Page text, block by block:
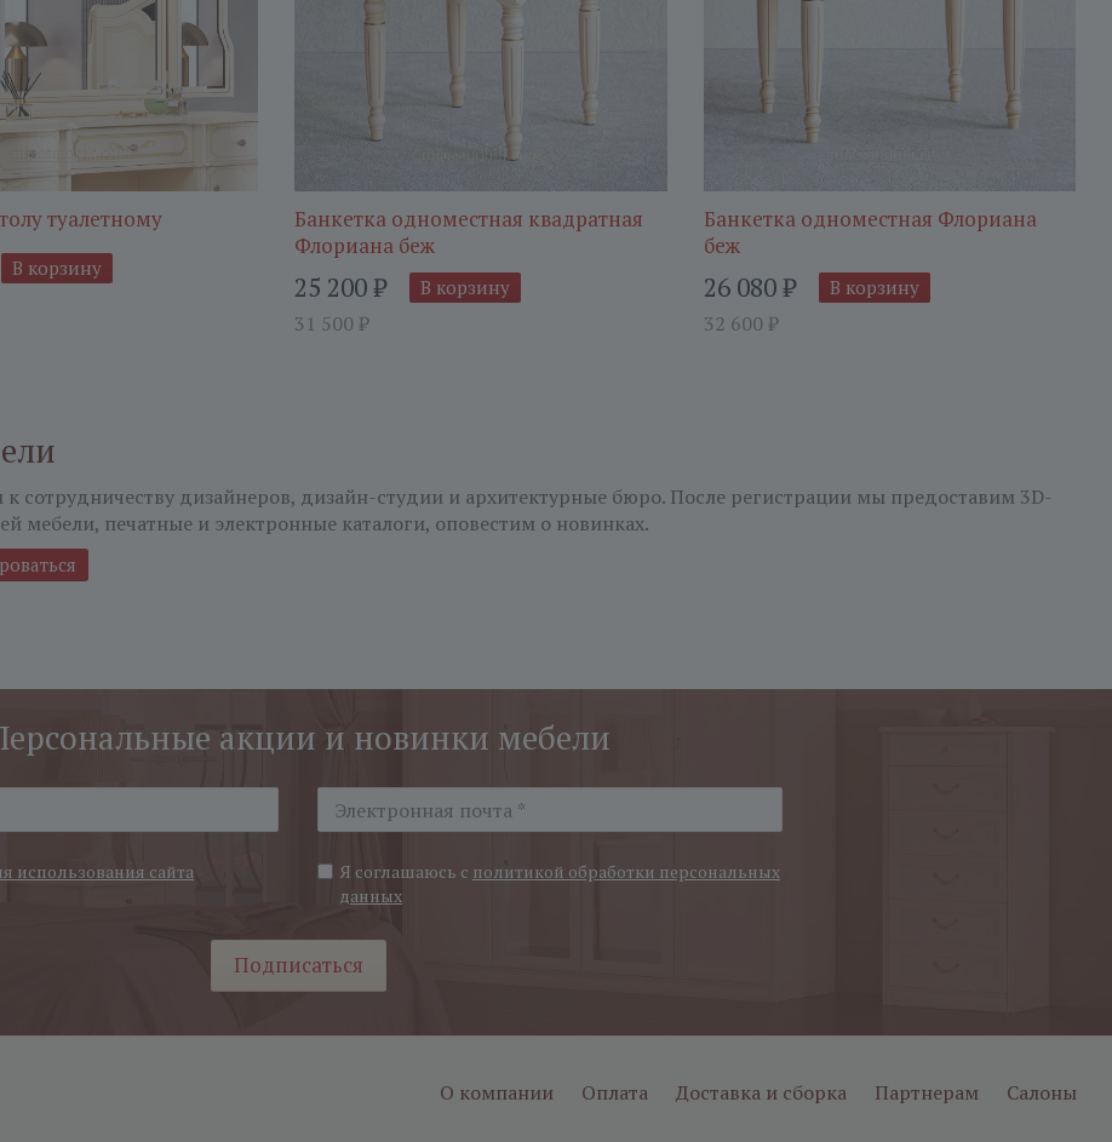
туалетному
В корзину
Банкетка одноместная квадратная
Флориана беж
25 200₽
31 500 ₽
В корзину
Банкетка одноместная Флориана
беж
26 080₽
32 600 ₽
В корзину
сотрудничеству дизайнеров, дизайн-студии и архитектурные бюро. После регистрации мы предоставим 3D-
мебели, печатные и электронные каталоги, оповестим о новинках.
акции и новинки мебели
использования сайта Я соглашаюсь с политикой обработки персональных
данных
Подписаться
О компании Оплата Доставка и сборка Партнерам Салоны